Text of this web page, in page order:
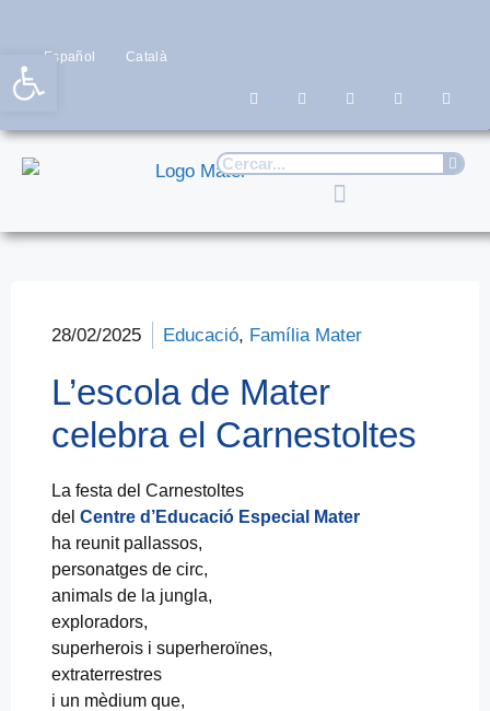
Español Català
28/02/2025 Educació, Família Mater
L’escola de Mater
celebra el Carnestoltes
La festa del Carnestoltes
del Centre d’Educació Especial Mater
ha reunit pallassos,
personatges de circ,
animals de la jungla,
exploradors,
superherois i superheroïnes,
extraterrestres
i un mèdium que,
Obre la barra d'eines